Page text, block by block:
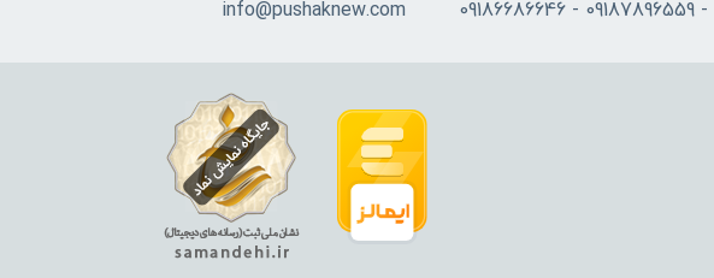
info@pushaknew.com